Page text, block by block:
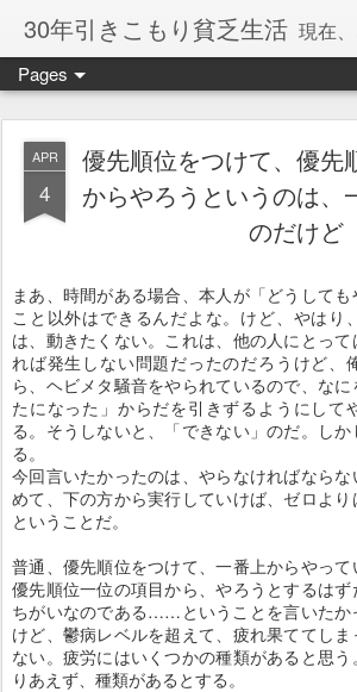
30年引きこもり貧乏生活 現在、なんとかweb系の仕事で食べています。このブログで扱う問題は「この
Pages
APR
4
優先順位をつけて、優先
からやろうというのは、
のだけど
まあ、時間がある場合、本人が「どうして
こと以外はできるんだよな。けど、やはり
は、動きたくない。これは、他の人にとっ
れば発生しない問題だったのだろうけど、
ら、ヘビメタ騒音をやられているので、なに
たになった」からだを引きずるようにして
る。そうしないと、「できない」のだ。し
る。
今回言いたかったのは、やらなければなら
めて、下の方から実行していけば、ゼロよ
ということだ。
普通、優先順位をつけて、一番上からやって
優先順位一位の項目から、やろうとするはず
ちがいなのである……ということを言いたか
けど、鬱病レベルを超えて、疲れ果ててし
ない。疲労にはいくつかの種類があると思
りあえず、種類があるとする。